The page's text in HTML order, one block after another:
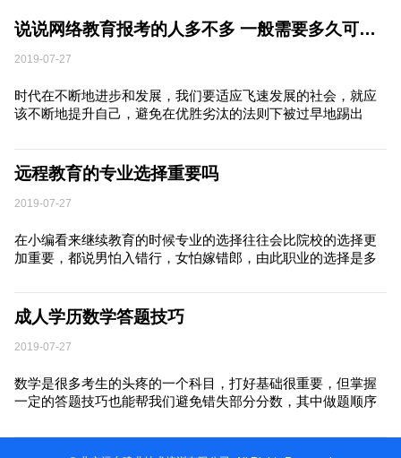
说说网络教育报考的人多不多 一般需要多久可以毕业
2019-07-27
时代在不断地进步和发展，我们要适应飞速发展的社会，就应
该不断地提升自己，避免在优胜劣汰的法则下被过早地踢出
来越高，一些企业甚至有硬性规定，必须学历要达到本科，甚
至是硕士。
远程教育的专业选择重要吗
2019-07-27
在小编看来继续教育的时候专业的选择往往会比院校的选择更
加重要，都说男怕入错行，女怕嫁错郎，由此职业的选择是多
从事的行业。
成人学历数学答题技巧
2019-07-27
数学是很多考生的头疼的一个科目，打好基础很重要，但掌握
一定的答题技巧也能帮我们避免错失部分分数，其中做题顺序